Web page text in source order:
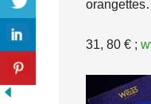
31, 80 € ;